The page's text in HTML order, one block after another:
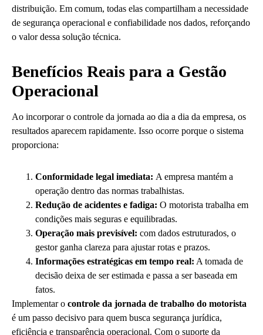
distribuição. Em comum, todas elas compartilham a necessidade
de segurança operacional e confiabilidade nos dados, reforçando
o valor dessa solução técnica.
Benefícios Reais para a Gestão
Operacional
Ao incorporar o controle da jornada ao dia a dia da empresa, os
resultados aparecem rapidamente. Isso ocorre porque o sistema
proporciona:
Conformidade legal imediata: A empresa mantém a
operação dentro das normas trabalhistas.
Redução de acidentes e fadiga: O motorista trabalha em
condições mais seguras e equilibradas.
Operação mais previsível: com dados estruturados, o
gestor ganha clareza para ajustar rotas e prazos.
Informações estratégicas em tempo real: A tomada de
decisão deixa de ser estimada e passa a ser baseada em
fatos.
Implementar o controle da jornada de trabalho do motorista
é um passo decisivo para quem busca segurança jurídica,
eficiência e transparência operacional. Com o suporte da